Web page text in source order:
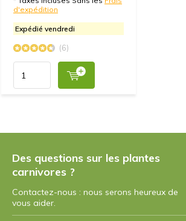
Super gelaufen
d'expédition
Expédié vendredi
(6)
Des questions sur les plantes
carnivores ?
Contactez-nous : nous serons heureux de
vous aider.